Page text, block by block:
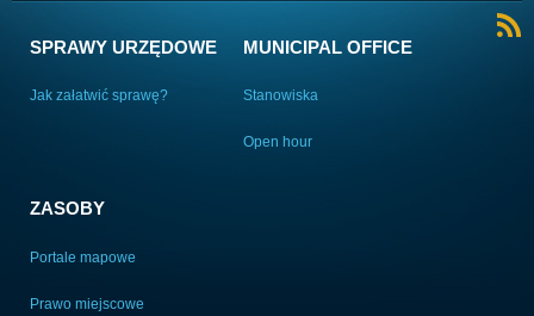
SPRAWY URZĘDOWE
Jak załatwić sprawę?
MUNICIPAL OFFICE
Stanowiska
Open hour
ZASOBY
Portale mapowe
Prawo miejscowe